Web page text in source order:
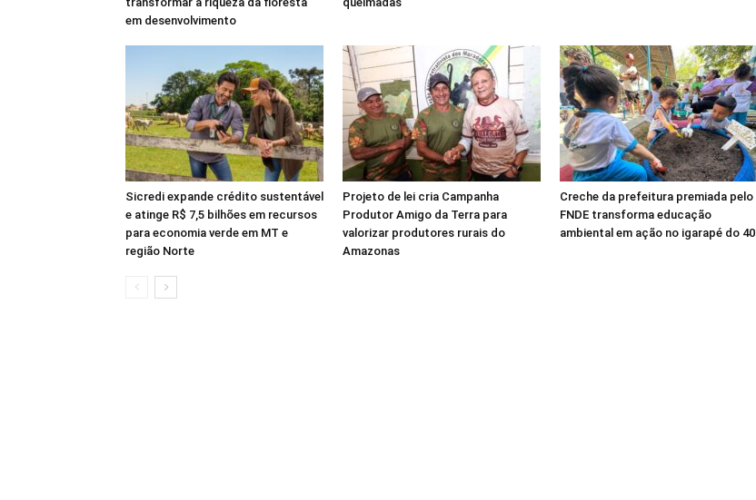
em desenvolvimento
Sicredi expande crédito sustentável
e atinge R$ 7,5 bilhões em recursos
para economia verde em MT e
região Norte
Projeto de lei cria Campanha
Produtor Amigo da Terra para
valorizar produtores rurais do
Amazonas
Creche da prefeitura premiada pelo
FNDE transforma educação
ambiental em ação no igarapé do 40